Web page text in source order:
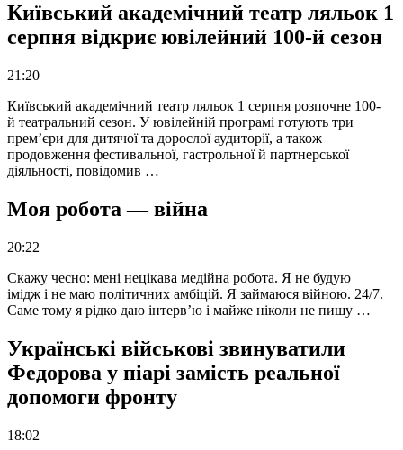
Київський академічний театр ляльок 1
серпня відкриє ювілейний 100-й сезон
21:20
Київський академічний театр ляльок 1 серпня розпочне 100-
й театральний сезон. У ювілейній програмі готують три
прем’єри для дитячої та дорослої аудиторії, а також
продовження фестивальної, гастрольної й партнерської
діяльності, повідомив …
Моя робота — війна
20:22
Скажу чесно: мені нецікава медійна робота. Я не будую
імідж і не маю політичних амбіцій. Я займаюся війною. 24/7.
Саме тому я рідко даю інтерв’ю і майже ніколи не пишу …
Українські військові звинуватили
Федорова у піарі замість реальної
допомоги фронту
18:02